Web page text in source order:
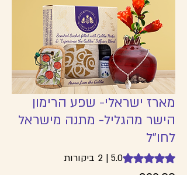
מארז ישראלי- שפע הרימון
הישר מהגליל- מתנה מישראל
לחו"ל
is 5.0 out of five stars based on 2 reviews
5.0 | 2 ביקורות